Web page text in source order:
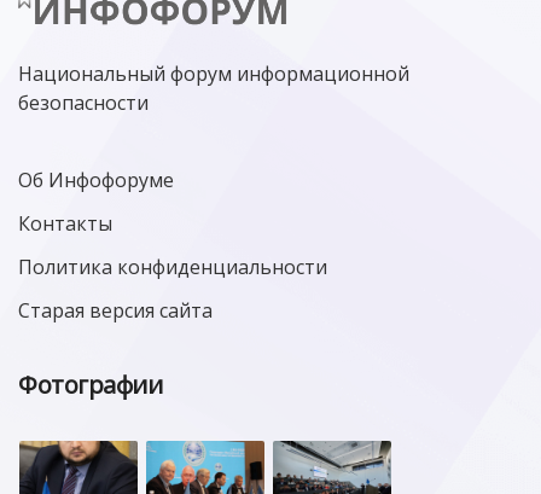
Национальный форум информационной
безопасности
Об Инфофоруме
Контакты
Политика конфиденциальности
Старая версия сайта
Фотографии